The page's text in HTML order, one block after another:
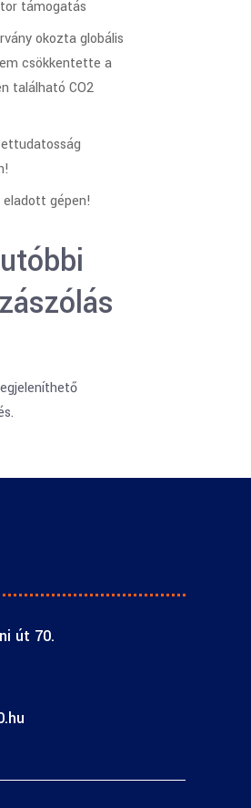
támogatás
okozta globális
csökkentette a
található CO2
eladott gépen!
út 70.